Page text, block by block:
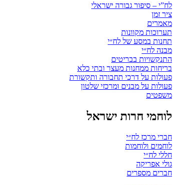
לח”י – סיפור גבורה ישראלי
ציר זמן
מאמרים
תערוכות מקוונות
תחנות במסע של לח״י
מבנה לח״י
התנקשויות בבריטים
בריחות ממחנות מעצר ובתי כלא
פעולות על דרכי תחבורה ותקשורת
פעולות על מבנים ומרכזי שלטון
משפטים
לוחמי חרות ישראל
חברי מרכז לח״י
לוחמים ולוחמות
חללי לח״י
גולי אפריקה
חברים מספרים